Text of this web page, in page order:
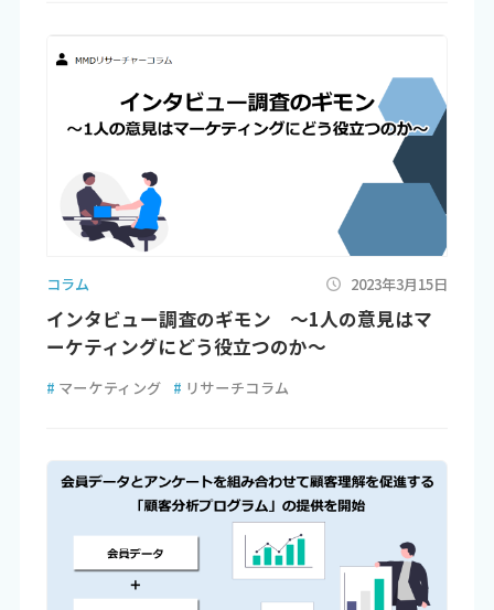
コラム 2023年3月15日
インタビュー調査のギモン ～1人の意見はマ
ーケティングにどう役立つのか～
# マーケティング # リサーチコラム